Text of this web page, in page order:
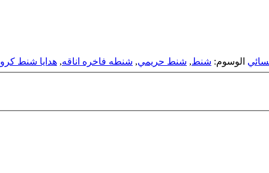
الوسوم: شنط, شنط حريمي, شنطه فاخره اناقه, هدايا شنط